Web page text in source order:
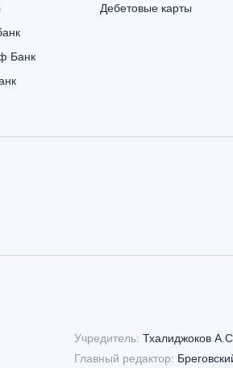
Банк
Дебетовые карты
Учредитель: Тхалиджоков А.С.
Главный редактор: